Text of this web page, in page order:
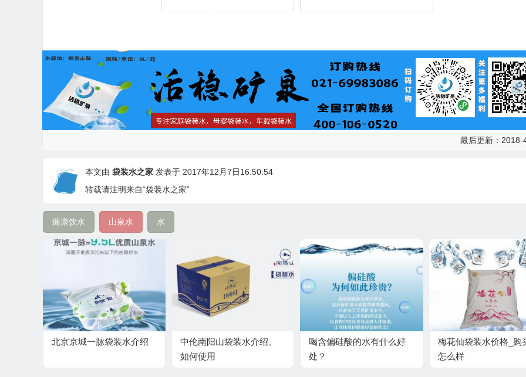
最后更新：2018-
本文由 袋装水之家 发表于 2017年12月7日16:50:54
转载请注明来自“袋装水之家”
健康饮水 山泉水 水
北京京城一脉袋装水介绍
中伦南阳山袋装水介绍、
如何使用
喝含偏硅酸的水有什么好
处？
梅花仙袋装水价格_购
怎么样